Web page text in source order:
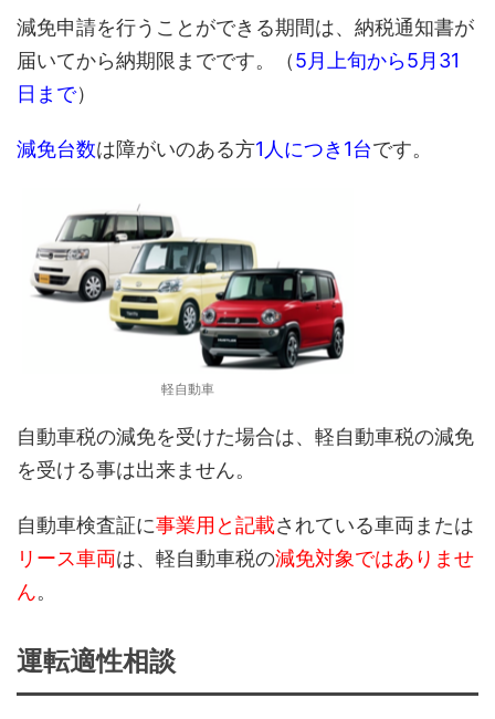
減免申請を行うことができる期間は、納税通知書が
届いてから納期限までです。（5月上旬から5月31
日まで）
減免台数は障がいのある方1人につき1台です。
軽自動車
自動車税の減免を受けた場合は、軽自動車税の減免
を受ける事は出来ません。
自動車検査証に事業用と記載されている車両または
リース車両は、軽自動車税の減免対象ではありませ
ん。
運転適性相談